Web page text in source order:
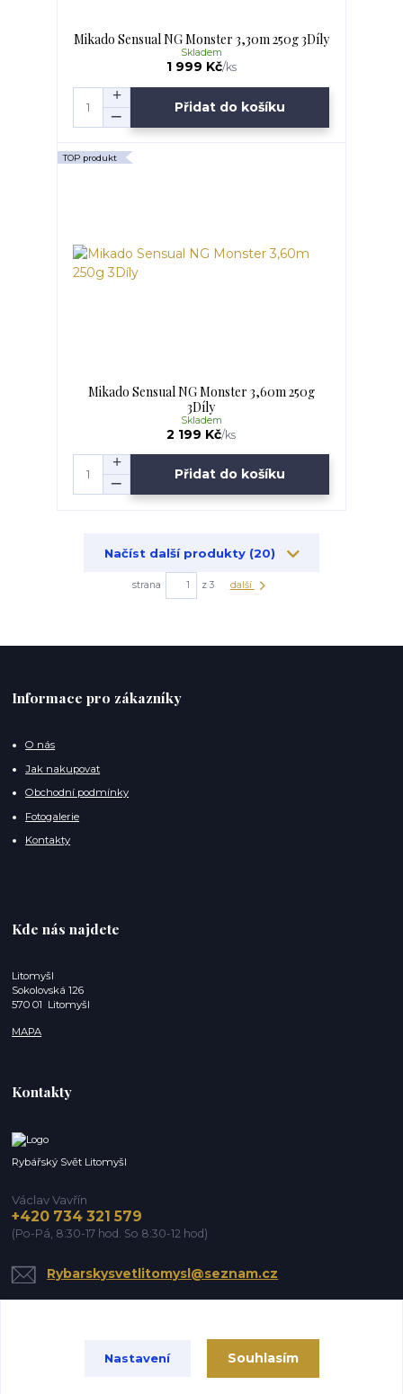
Mikado Sensual NG Monster 3,30m 250g 3Díly
1 999 Kč/ks
Skladem
Přidat do košíku
TOP produkt
Mikado Sensual NG Monster 3,60m 250g
3Díly
2 199 Kč/ks
Skladem
Přidat do košíku
Načíst další produkty (20)
strana z 3 další
Informace pro zákazníky
O nás
Jak nakupovat
Obchodní podmínky
Fotogalerie
Kontakty
Kde nás najdete
Litomyšl
Sokolovská 126
570 01 Litomyšl
MAPA
Kontakty
Rybářský Svět Litomyšl
Václav Vavřín
+420 734 321 579
(Po-Pá, 8:30-17 hod. So 8:30-12 hod)
Rybarskysvetlitomysl@seznam.cz
Nastavení Souhlasím